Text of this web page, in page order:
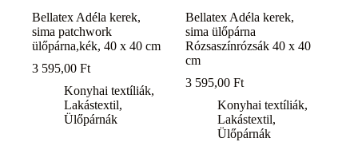
Bellatex Adéla kerek,
sima patchwork
ülőpárna,kék, 40 x 40 cm
3 595,00 Ft
Konyhai textíliák,
Lakástextil,
Ülőpárnák
Bellatex Adéla kerek,
sima ülőpárna
Rózsaszínrózsák 40 x 40
cm
3 595,00Ft
Konyhai textíliák,
Lakástextil,
Ülőpárnák